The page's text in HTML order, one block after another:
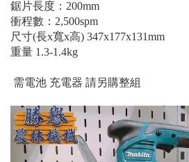
鋸片長度：200mm
衝程數：2,500spm
尺寸(長x寬x高) 347x177x131mm
重量 1.3-1.4kg
需電池 充電器 請另購整組